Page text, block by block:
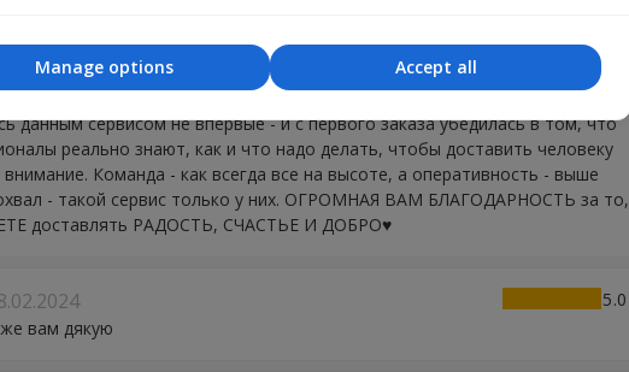
21.05.2024
данным сервисом не впервые - и с первого заказа убедилась в том, что
реально знают, как и что надо делать, чтобы доставить человеку
Команда - как всегда все на высоте, а оперативность - выше
- такой сервис только у них. ОГРОМНАЯ ВАМ БЛАГОДАРНОСТЬ за то,
доставлять РАДОСТЬ, СЧАСТЬЕ И ДОБРО♥️
5
вам дякую
Accept all
Manage options